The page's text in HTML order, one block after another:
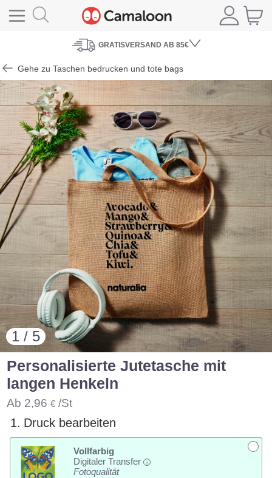
GRATISVERSAND AB 85€
Gehe zu Taschen bedrucken und tote bags
1 / 5
Personalisierte Jutetasche mit
langen Henkeln
Ab 2,96 € /St
1. Druck bearbeiten
Vollfarbig
Digitaler Transfer
i
Fotoqualität